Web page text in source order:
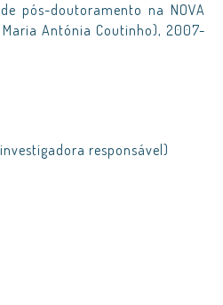
pós-doutoramento na NOVA
Antónia Coutinho), 2007-
responsável)